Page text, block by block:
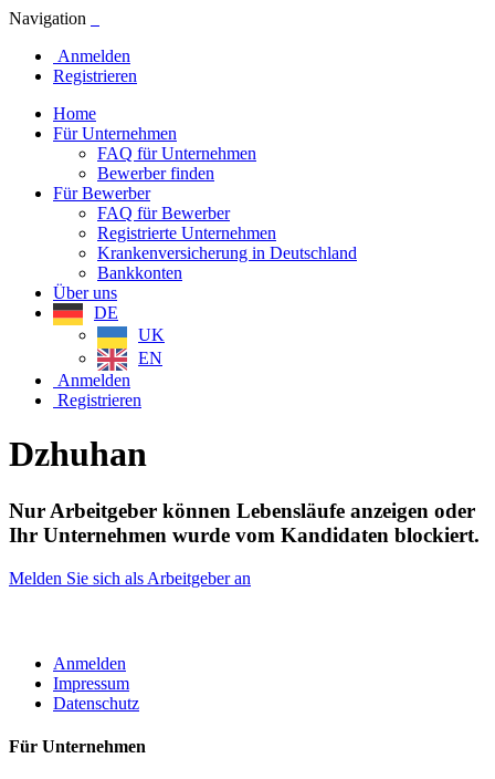
Navigation
Anmelden
Registrieren
Home
Für Unternehmen
FAQ für Unternehmen
Bewerber finden
Für Bewerber
FAQ für Bewerber
Registrierte Unternehmen
Krankenversicherung in Deutschland
Bankkonten
Über uns
DE
UK
EN
Anmelden
Registrieren
Dzhuhan
Nur Arbeitgeber können Lebensläufe anzeigen oder
Ihr Unternehmen wurde vom Kandidaten blockiert.
Melden Sie sich als Arbeitgeber an
Anmelden
Impressum
Datenschutz
Für Unternehmen